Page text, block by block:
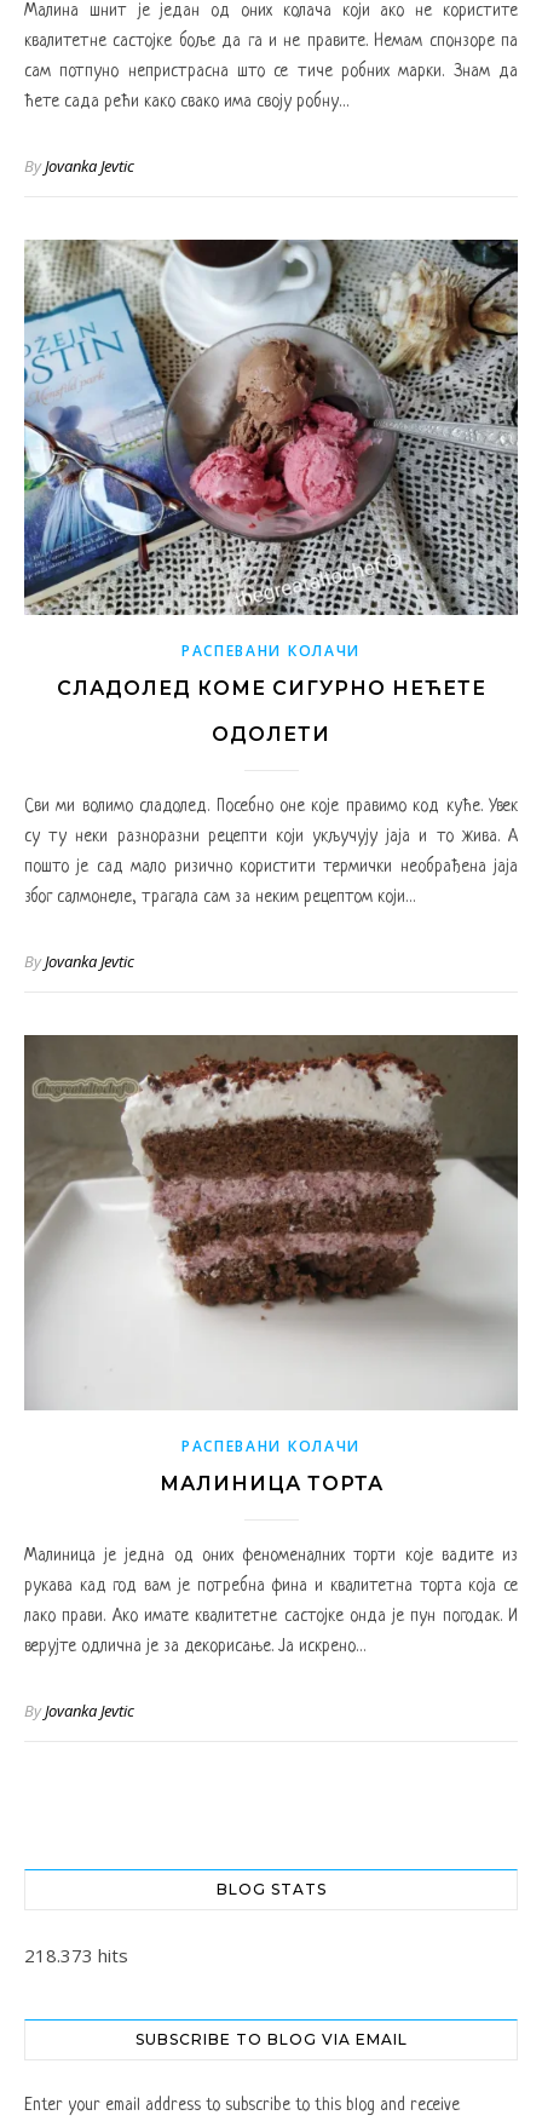
Малина шнит је један од оних колача који ако не користите
квалитетне састојке боље да га и не правите. Немам спонзоре па
сам потпуно непристрасна што се тиче робних марки. Знам да
ћете сада рећи како свако има своју робну…
ByJovanka Jevtic
РАСПЕВАНИ КОЛАЧИ
СЛАДОЛЕД КОМЕ СИГУРНО НЕЋЕТЕ
ОДОЛЕТИ
Сви ми волимо сладолед. Посебно оне које правимо код куће. Увек
су ту неки разноразни рецепти који укључују јаја и то жива. А
пошто је сад мало ризично користити термички необрађена јаја
због салмонеле, трагала сам за неким рецептом који…
ByJovanka Jevtic
РАСПЕВАНИ КОЛАЧИ
МАЛИНИЦА ТОРТА
Малиница је једна од оних феноменалних торти које вадите из
рукава кад год вам је потребна фина и квалитетна торта која се
лако прави. Ако имате квалитетне састојке онда је пун погодак. И
верујте одлична је за декорисање. Ја искрено…
ByJovanka Jevtic
BLOG STATS
218.373 hits
SUBSCRIBE TO BLOG VIA EMAIL
Enter your email address to subscribe to this blog and receive